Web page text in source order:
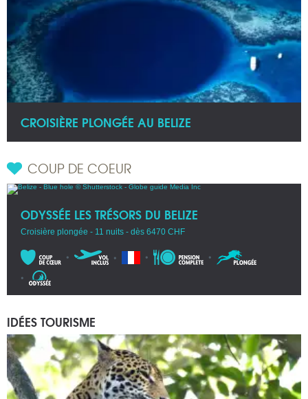
CROISIÈRE PLONGÉE AU BELIZE
COUP DE COEUR
ODYSSÉE LES TRÉSORS DU BELIZE
Croisière plongée - 11 nuits - dès 6470 CHF
IDÉES TOURISME